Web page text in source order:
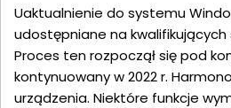
Uaktualnienie do systemu
udostępniane na kwalifikujących
Proces ten rozpoczął się pod
kontynuowany w 2022 r.
urządzenia. Niektóre funkcje